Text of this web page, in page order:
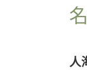
人